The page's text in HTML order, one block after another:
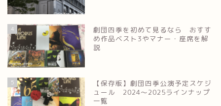
4
劇団四季を初めて見るなら おすす
め作品ベスト3やマナー・座席を解
説
5
【保存版】劇団四季公演予定スケジ
ュール 2024～2025ラインナップ
一覧